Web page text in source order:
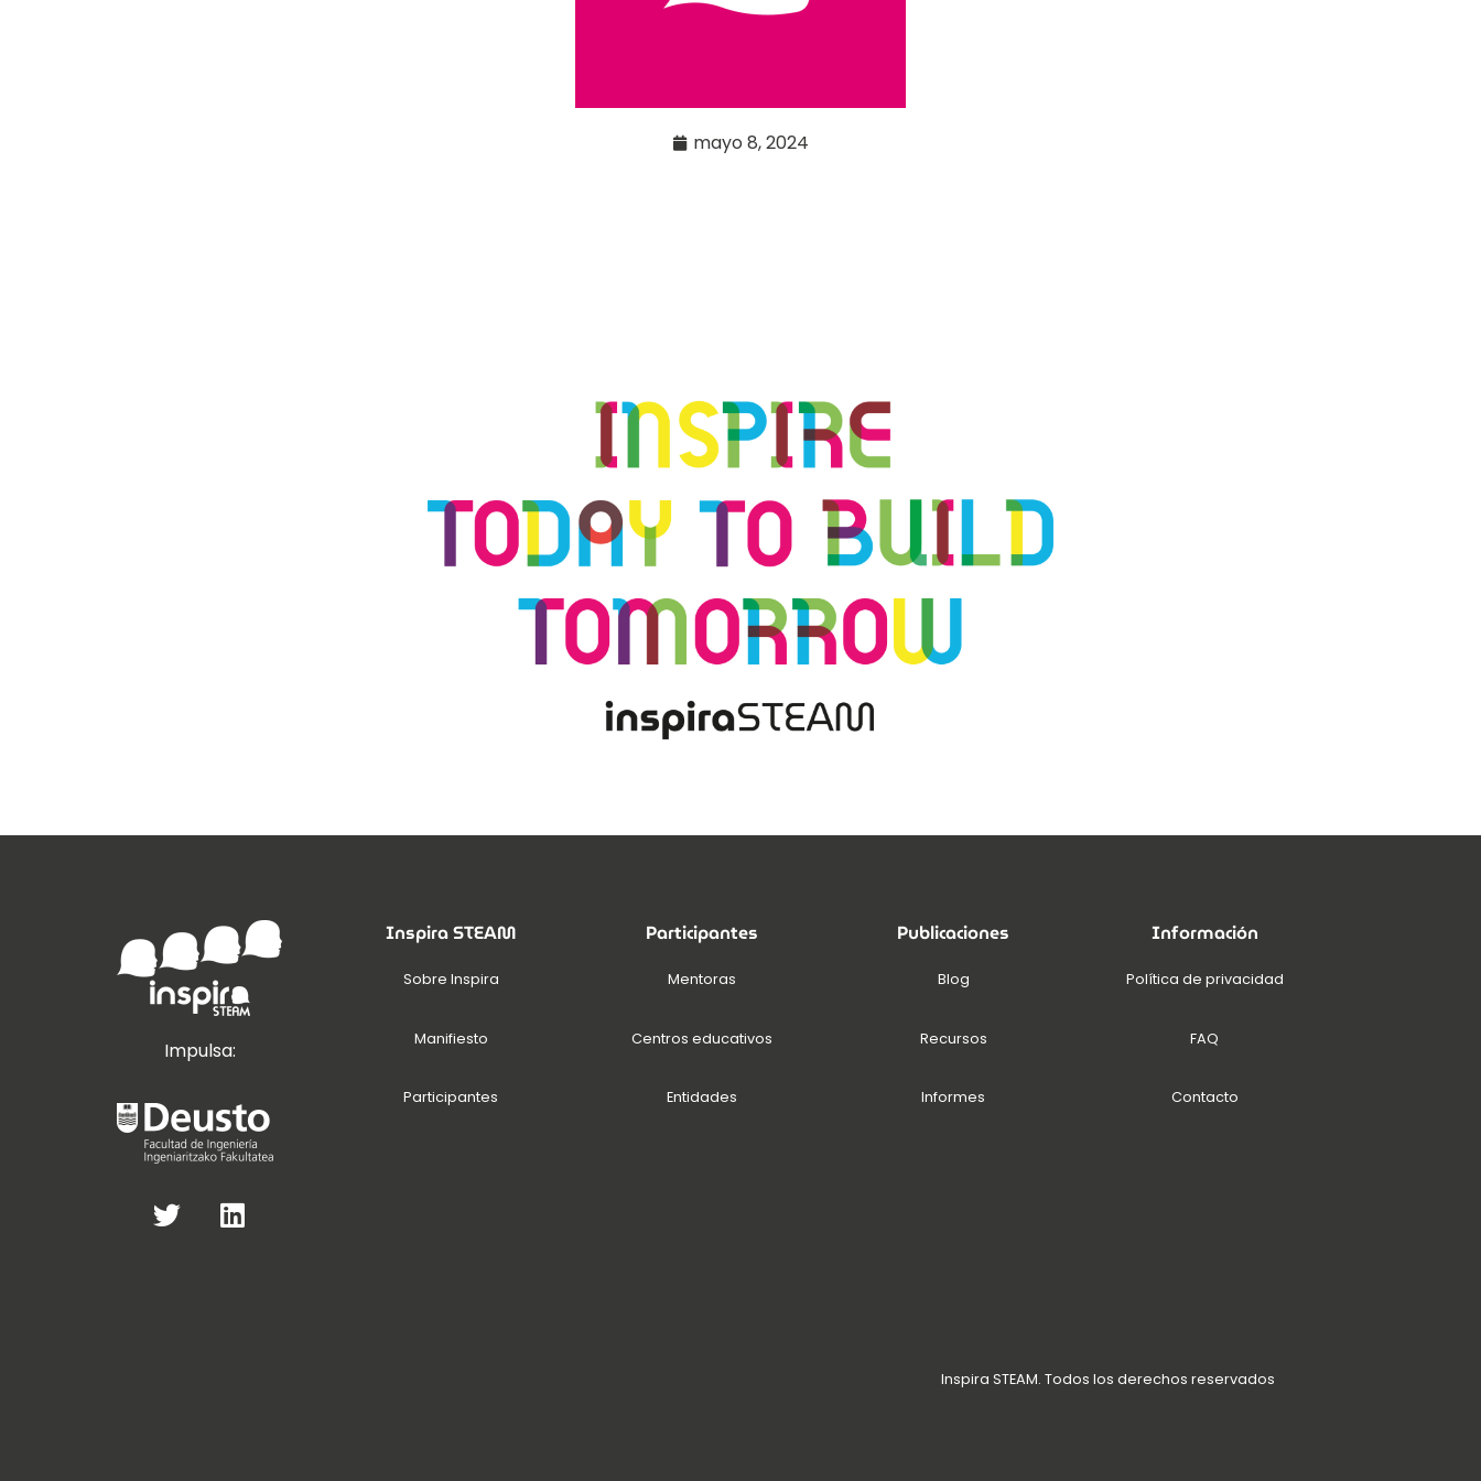
mayo 8, 2024
Impulsa:
Inspira STEAM
Sobre Inspira
Manifiesto
Participantes
Participantes
Mentoras
Centros educativos
Entidades
Publicaciones
Blog
Recursos
Informes
Información
Política de privacidad
FAQ
Contacto
Inspira STEAM. Todos los derechos reservados